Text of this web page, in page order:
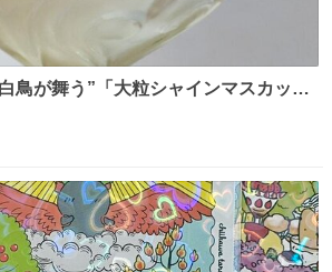
鳥が舞う”「大粒シャインマスカット
水面ジュレ添え - fashion-